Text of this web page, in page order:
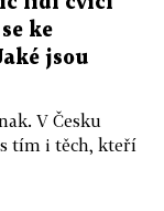
ke
jsou
V Česku
tím i těch, kteří